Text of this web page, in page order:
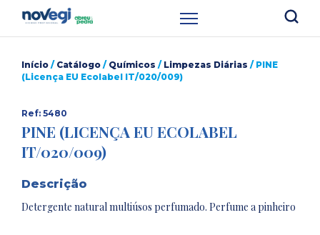
Início / Catálogo / Químicos / Limpezas Diárias / PINE
(Licença EU Ecolabel IT/020/009)
Ref: 5480
PINE (LICENÇA EU ECOLABEL
IT/020/009)
Descrição
Detergente natural multiúsos perfumado. Perfume a pinheiro